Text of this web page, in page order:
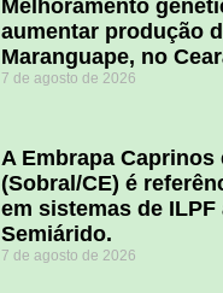
Melhoramento
aumentar produção
Maranguape, no
7 de agosto de 2026
A Embrapa Caprinos
(Sobral/CE) é
em sistemas de
Semiárido.
7 de agosto de 2026